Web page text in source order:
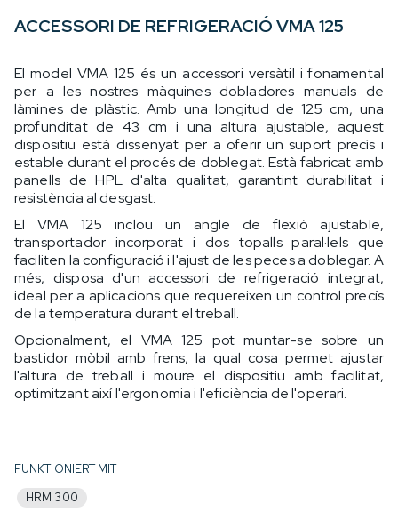
ACCESSORI DE REFRIGERACIÓ VMA 125
El model VMA 125 és un accessori versàtil i fonamental
per a les nostres màquines dobladores manuals de
làmines de plàstic. Amb una longitud de 125 cm, una
profunditat de 43 cm i una altura ajustable, aquest
dispositiu està dissenyat per a oferir un suport precís i
estable durant el procés de doblegat. Està fabricat amb
panells de HPL d'alta qualitat, garantint durabilitat i
resistència al desgast.
El VMA 125 inclou un angle de flexió ajustable,
transportador incorporat i dos topalls paral·lels que
faciliten la configuració i l'ajust de les peces a doblegar. A
més, disposa d'un accessori de refrigeració integrat,
ideal per a aplicacions que requereixen un control precís
de la temperatura durant el treball.
Opcionalment, el VMA 125 pot muntar-se sobre un
bastidor mòbil amb frens, la qual cosa permet ajustar
l'altura de treball i moure el dispositiu amb facilitat,
optimitzant així l'ergonomia i l'eficiència de l'operari.
FUNKTIONIERT MIT
HRM 300